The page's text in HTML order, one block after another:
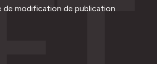
de modification de publication